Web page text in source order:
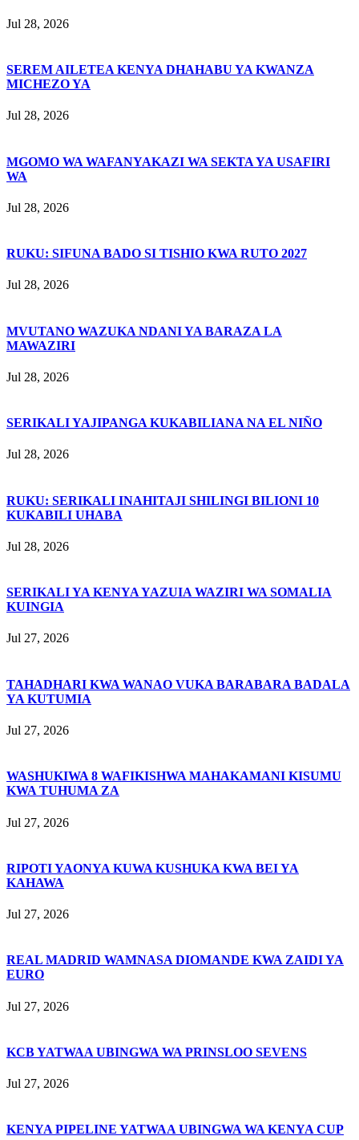
Jul 28, 2026
SEREM AILETEA KENYA DHAHABU YA KWANZA
MICHEZO YA
Jul 28, 2026
MGOMO WA WAFANYAKAZI WA SEKTA YA USAFIRI
WA
Jul 28, 2026
RUKU: SIFUNA BADO SI TISHIO KWA RUTO 2027
Jul 28, 2026
MVUTANO WAZUKA NDANI YA BARAZA LA
MAWAZIRI
Jul 28, 2026
SERIKALI YAJIPANGA KUKABILIANA NA EL NIÑO
Jul 28, 2026
RUKU: SERIKALI INAHITAJI SHILINGI BILIONI 10
KUKABILI UHABA
Jul 28, 2026
SERIKALI YA KENYA YAZUIA WAZIRI WA SOMALIA
KUINGIA
Jul 27, 2026
TAHADHARI KWA WANAO VUKA BARABARA BADALA
YA KUTUMIA
Jul 27, 2026
WASHUKIWA 8 WAFIKISHWA MAHAKAMANI KISUMU
KWA TUHUMA ZA
Jul 27, 2026
RIPOTI YAONYA KUWA KUSHUKA KWA BEI YA
KAHAWA
Jul 27, 2026
REAL MADRID WAMNASA DIOMANDE KWA ZAIDI YA
EURO
Jul 27, 2026
KCB YATWAA UBINGWA WA PRINSLOO SEVENS
Jul 27, 2026
KENYA PIPELINE YATWAA UBINGWA WA KENYA CUP